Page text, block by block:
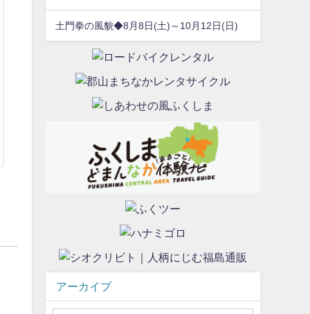
土門拳の風貌◆8月8日(土)～10月12日(日)
アーカイブ